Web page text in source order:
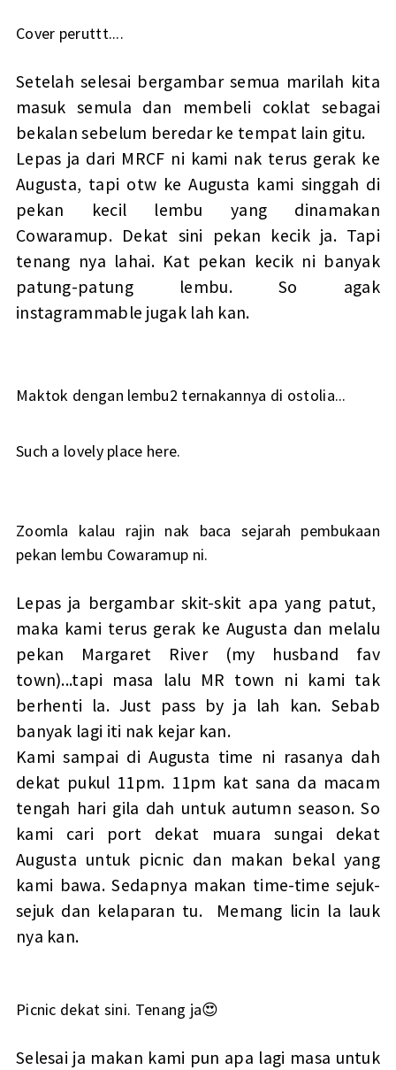
Cover peruttt....
Setelah selesai bergambar semua marilah kita
masuk semula dan membeli coklat sebagai
bekalan sebelum beredar ke tempat lain gitu.
Lepas ja dari MRCF ni kami nak terus gerak ke
Augusta, tapi otw ke Augusta kami singgah di
pekan kecil lembu yang dinamakan
Cowaramup. Dekat sini pekan kecik ja. Tapi
tenang nya lahai. Kat pekan kecik ni banyak
patung-patung lembu. So agak
instagrammable jugak lah kan.
Maktok dengan lembu2 ternakannya di ostolia...
Such a lovely place here.
Zoomla kalau rajin nak baca sejarah pembukaan
pekan lembu Cowaramup ni.
Lepas ja bergambar skit-skit apa yang patut,
maka kami terus gerak ke Augusta dan melalu
pekan Margaret River (my husband fav
town)...tapi masa lalu MR town ni kami tak
berhenti la. Just pass by ja lah kan. Sebab
banyak lagi iti nak kejar kan.
Kami sampai di Augusta time ni rasanya dah
dekat pukul 11pm. 11pm kat sana da macam
tengah hari gila dah untuk autumn season. So
kami cari port dekat muara sungai dekat
Augusta untuk picnic dan makan bekal yang
kami bawa. Sedapnya makan time-time sejuk-
sejuk dan kelaparan tu. Memang licin la lauk
nya kan.
Picnic dekat sini. Tenang ja😍
Selesai ja makan kami pun apa lagi masa untuk